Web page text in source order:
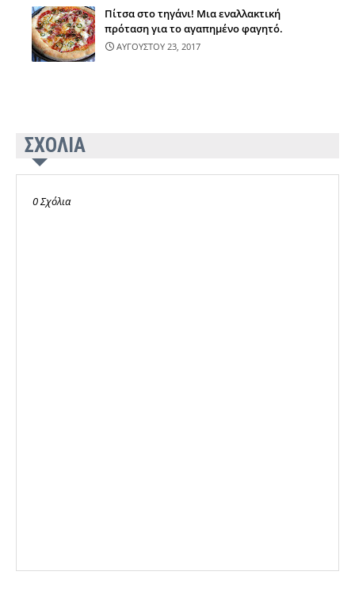
Πίτσα στο τηγάνι! Μια εναλλακτική
πρόταση για το αγαπημένο φαγητό.
ΑΥΓΟΥΣΤΟΥ 23, 2017
ΣΧΟΛΙΑ
0 Σχόλια